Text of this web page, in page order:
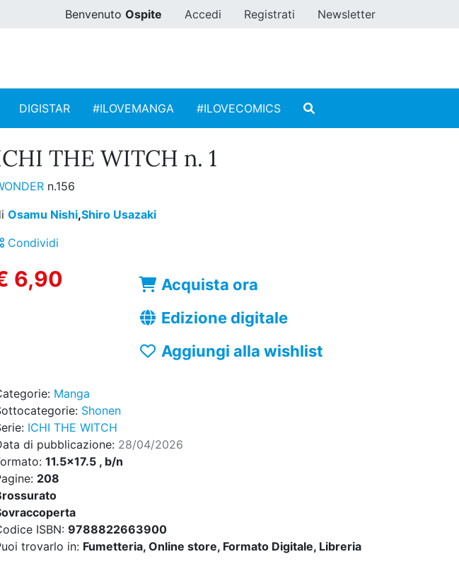
Benvenuto Ospite Accedi Registrati Newsletter
DIGISTAR #ILOVEMANGA #ILOVECOMICS
THE WITCH n. 1
n.156
Osamu Nishi,Shiro Usazaki
Condividi
6,90
Acquista ora
Edizione digitale
Aggiungi alla wishlist
Manga
Shonen
ICHI THE WITCH
di pubblicazione: 28/04/2026
11.5x17.5 , b/n
208
ISBN: 9788822663900
trovarlo in: Fumetteria, Online store, Formato Digitale, Libreria